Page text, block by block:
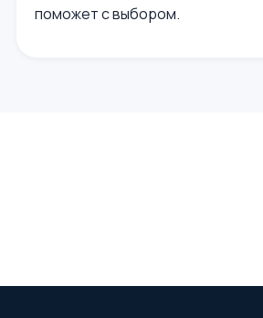
поможет с выбором.